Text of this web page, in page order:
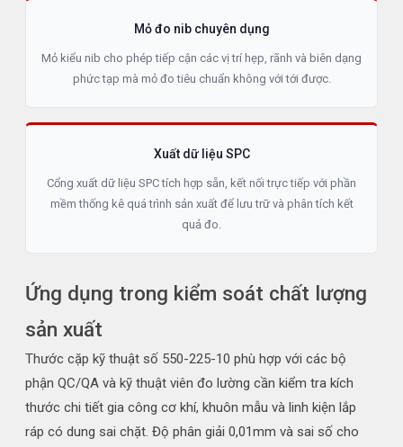
Mỏ đo nib chuyên dụng
Mỏ kiểu nib cho phép tiếp cận các vị trí hẹp, rãnh và biên dạng
phức tạp mà mỏ đo tiêu chuẩn không với tới được.
Xuất dữ liệu SPC
Cổng xuất dữ liệu SPC tích hợp sẵn, kết nối trực tiếp với phần
mềm thống kê quá trình sản xuất để lưu trữ và phân tích kết
quả đo.
Ứng dụng trong kiểm soát chất lượng
sản xuất
Thước cặp kỹ thuật số 550-225-10 phù hợp với các bộ
phận QC/QA và kỹ thuật viên đo lường cần kiểm tra kích
thước chi tiết gia công cơ khí, khuôn mẫu và linh kiện lắp
ráp có dung sai chặt. Độ phân giải 0,01mm và sai số cho